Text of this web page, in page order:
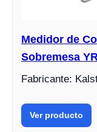
Medidor de
Sobremesa
Fabricante:
Ver producto